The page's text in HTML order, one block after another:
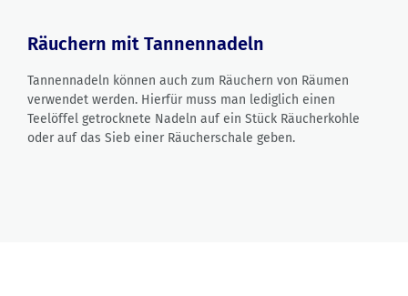
Räuchern mit Tannennadeln
Tannennadeln können auch zum Räuchern von Räumen
verwendet werden. Hierfür muss man lediglich einen
Teelöffel getrocknete Nadeln auf ein Stück Räucherkohle
oder auf das Sieb einer Räucherschale geben.